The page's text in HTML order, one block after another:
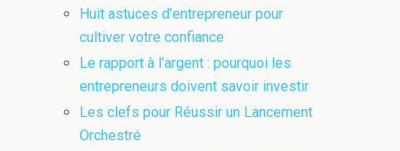
Huit astuces d’entrepreneur pour
cultiver votre confiance
Le rapport à l’argent : pourquoi les
entrepreneurs doivent savoir investir
Les clefs pour Réussir un Lancement
Orchestré